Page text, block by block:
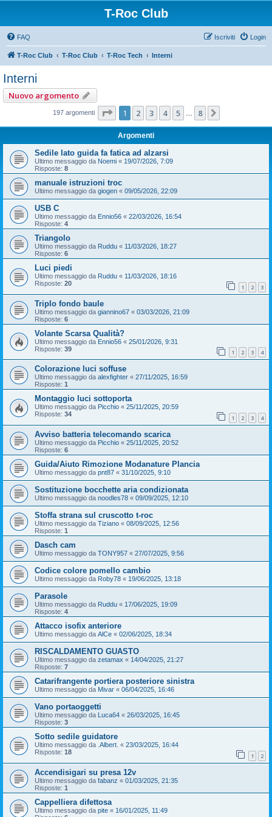
T-Roc Club
FAQ Login
Iscriviti
T-Roc Club T-Roc Club T-Roc Tech Interni
Interni
Nuovo argomento
197 argomenti Pagina di
1 2 3 4 5 8
Argomenti
Sedile lato guida fa fatica ad alzarsi
Ultimo messaggio da Noemi « 19/07/2026, 7:09
Risposte: 8
manuale istruzioni troc
Ultimo messaggio da giogen « 09/05/2026, 22:09
USB C
Ultimo messaggio da Ennio56 « 22/03/2026, 16:54
Risposte: 4
Triangolo
Ultimo messaggio da Ruddu « 11/03/2026, 18:27
Risposte: 6
Luci piedi
Ultimo messaggio da Ruddu « 11/03/2026, 18:16
Risposte: 20 1 2 3
Triplo fondo baule
Ultimo messaggio da giannino67 « 03/03/2026, 21:09
Risposte: 6
Volante Scarsa Qualità?
Ultimo messaggio da Ennio56 « 25/01/2026, 9:31
Risposte: 39 1 2 3 4
Colorazione luci soffuse
Ultimo messaggio da alexfighter « 27/11/2025, 16:59
Risposte: 1
Montaggio luci sottoporta
Ultimo messaggio da Picchio « 25/11/2025, 20:59
Risposte: 34 1 2 3 4
Avviso batteria telecomando scarica
Ultimo messaggio da Picchio « 25/11/2025, 20:52
Risposte: 6
Guida/Aiuto Rimozione Modanature Plancia
Ultimo messaggio da pnt87 « 31/10/2025, 9:10
Sostituzione bocchette aria condizionata
Ultimo messaggio da noodles78 « 09/09/2025, 12:10
Stoffa strana sul cruscotto t-roc
Ultimo messaggio da Tiziano « 08/09/2025, 12:56
Risposte: 1
Dasch cam
Ultimo messaggio da TONY957 « 27/07/2025, 9:56
Codice colore pomello cambio
Ultimo messaggio da Roby78 « 19/06/2025, 13:18
Parasole
Ultimo messaggio da Ruddu « 17/06/2025, 19:09
Risposte: 4
Attacco isofix anteriore
Ultimo messaggio da AlCe « 02/06/2025, 18:34
RISCALDAMENTO GUASTO
Ultimo messaggio da zetamax « 14/04/2025, 21:27
Risposte: 7
Catarifrangente portiera posteriore sinistra
Ultimo messaggio da Mivar « 06/04/2025, 16:46
Vano portaoggetti
Ultimo messaggio da Luca64 « 26/03/2025, 16:45
Risposte: 3
Sotto sedile guidatore
Ultimo messaggio da .Albert. « 23/03/2025, 16:44
Risposte: 18 1 2
Accendisigari su presa 12v
Ultimo messaggio da fabanz « 01/03/2025, 21:35
Risposte: 1
Cappelliera difettosa
Ultimo messaggio da pite « 16/01/2025, 11:49